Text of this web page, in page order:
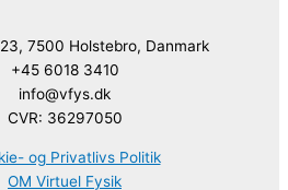
7500 Holstebro, Danmark
+45 6018 3410
info@vfys.dk
CVR: 36297050
og Privatlivs Politik
OM Virtuel Fysik